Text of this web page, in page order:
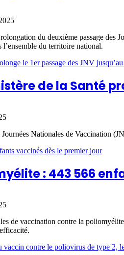
du deuxième passage
du territoire national.
de la Santé
Nationales de Vaccination
: 443 566
de vaccination contre la